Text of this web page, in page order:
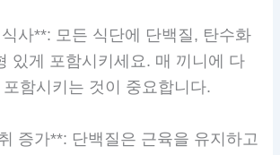
사**: 모든 식단에 단백질, 탄수화
있게 포함시키세요. 매 끼니에 다
함시키는 것이 중요합니다.
증가**: 단백질은 근육을 유지하고